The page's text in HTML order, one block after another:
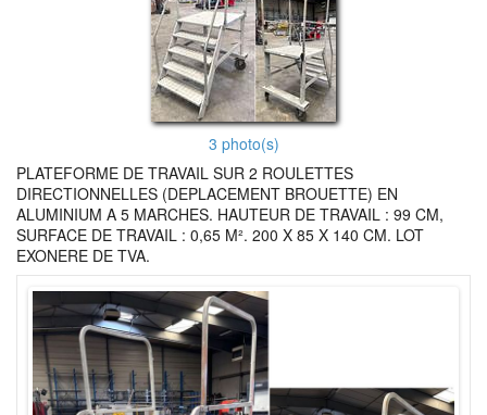
3 photo(s)
PLATEFORME DE TRAVAIL SUR 2 ROULETTES
DIRECTIONNELLES (DEPLACEMENT BROUETTE) EN
ALUMINIUM A 5 MARCHES. HAUTEUR DE TRAVAIL : 99 CM,
SURFACE DE TRAVAIL : 0,65 M². 200 X 85 X 140 CM. LOT
EXONERE DE TVA.